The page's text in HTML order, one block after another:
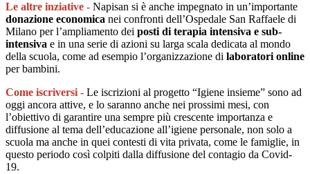
Le altre inziative - Napisan si è anche impegnato in un’importante
donazione economica nei confronti dell’Ospedale San Raffaele di
Milano per l’ampliamento dei posti di terapia intensiva e sub-
intensiva e in una serie di azioni su larga scala dedicata al mondo
della scuola, come ad esempio l’organizzazione di laboratori online
per bambini.
Come iscriversi - Le iscrizioni al progetto “Igiene insieme” sono ad
oggi ancora attive, e lo saranno anche nei prossimi mesi, con
l’obiettivo di garantire una sempre più crescente importanza e
diffusione al tema dell’educazione all’igiene personale, non solo a
scuola ma anche in quei contesti di vita privata, come le famiglie, in
questo periodo così colpiti dalla diffusione del contagio da Covid-
19.